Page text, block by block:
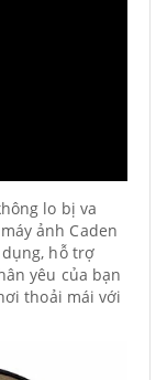
lo bị va
ảnh Caden
hỗ trợ
yêu của bạn
thoải mái với